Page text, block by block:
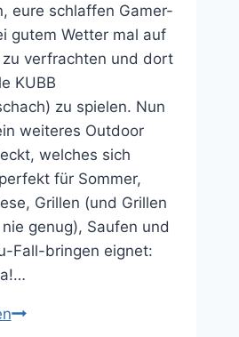
eure schlaffen Gamer-
gutem Wetter mal auf
zu verfrachten und dort
KUBB
zu spielen. Nun
weiteres Outdoor
welches sich
für Sommer,
Grillen (und Grillen
genug), Saufen und
Fall-bringen eignet:
Das